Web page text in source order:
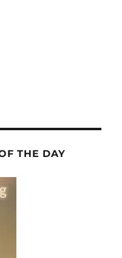
THE DAY